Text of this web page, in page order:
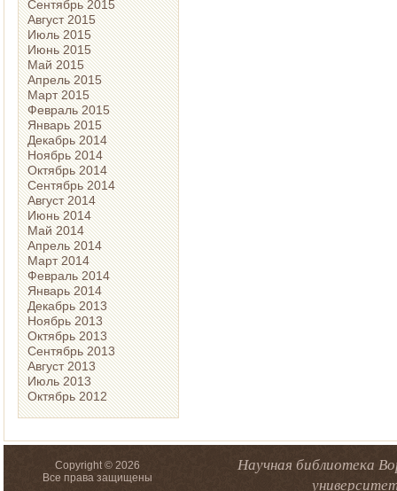
Сентябрь 2015
Август 2015
Июль 2015
Июнь 2015
Май 2015
Апрель 2015
Март 2015
Февраль 2015
Январь 2015
Декабрь 2014
Ноябрь 2014
Октябрь 2014
Сентябрь 2014
Август 2014
Июнь 2014
Май 2014
Апрель 2014
Март 2014
Февраль 2014
Январь 2014
Декабрь 2013
Ноябрь 2013
Октябрь 2013
Сентябрь 2013
Август 2013
Июль 2013
Октябрь 2012
Copyright © 2026
Все права защищены
Научная библиотека